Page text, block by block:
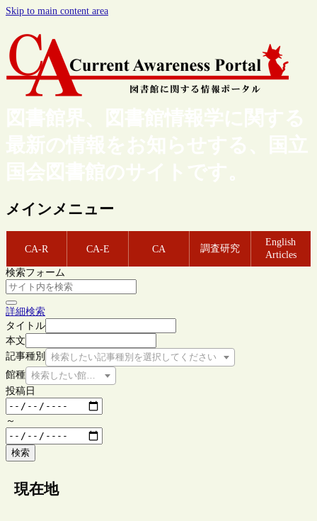
Skip to main content area
図書館界、図書館情報学に関する
最新の情報をお知らせする、国立
国会図書館のサイトです。
メインメニュー
CA-R CA-E CA 調査研究
English
Articles
検索フォーム
詳細検索
タイトル
本文
記事種別
検索したい記事種別を選択してください
館種 検索したい館種を選択してください
投稿日
～
検索
現在地